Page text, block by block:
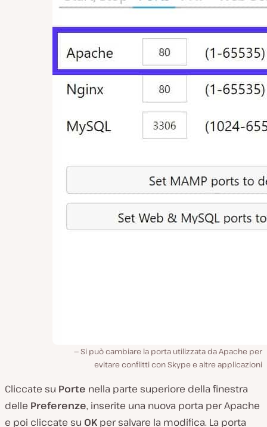
Si può cambiare la porta utilizzata da Apache per
evitare conflitti con Skype e altre applicazioni
Cliccate su Porte nella parte superiore della finestra
delle Preferenze, inserite una nuova porta per Apache
e poi cliccate su OK per salvare la modifica. La porta